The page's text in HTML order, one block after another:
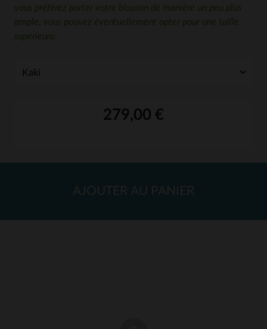
vous préférez porter votre blouson de manière un peu plus
ample, vous pouvez éventuellement opter pour une taille
supérieure.
279,00 €
AJOUTER AU PANIER